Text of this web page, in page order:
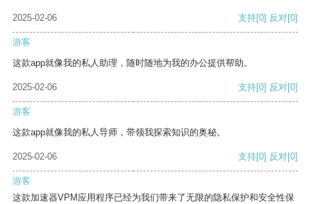
2025-02-06 支持[0] 反对[0]
游客
这款app就像我的私人助理，随时随地为我的办公提供帮助。
2025-02-06 支持[0] 反对[0]
游客
这款app就像我的私人导师，带领我探索知识的奥秘。
2025-02-06 支持[0] 反对[0]
游客
这款加速器VPM应用程序已经为我们带来了无限的隐私保护和安全性保